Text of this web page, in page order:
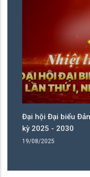
Đại hội Đại biểu
kỳ 2025 - 2030
19/08/2025